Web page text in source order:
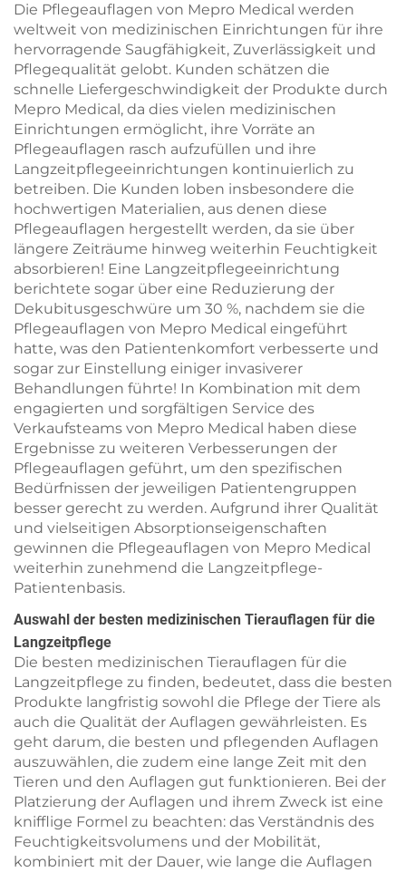
Die Pflegeauflagen von Mepro Medical werden
weltweit von medizinischen Einrichtungen für ihre
hervorragende Saugfähigkeit, Zuverlässigkeit und
Pflegequalität gelobt. Kunden schätzen die
schnelle Liefergeschwindigkeit der Produkte durch
Mepro Medical, da dies vielen medizinischen
Einrichtungen ermöglicht, ihre Vorräte an
Pflegeauflagen rasch aufzufüllen und ihre
Langzeitpflegeeinrichtungen kontinuierlich zu
betreiben. Die Kunden loben insbesondere die
hochwertigen Materialien, aus denen diese
Pflegeauflagen hergestellt werden, da sie über
längere Zeiträume hinweg weiterhin Feuchtigkeit
absorbieren! Eine Langzeitpflegeeinrichtung
berichtete sogar über eine Reduzierung der
Dekubitusgeschwüre um 30 %, nachdem sie die
Pflegeauflagen von Mepro Medical eingeführt
hatte, was den Patientenkomfort verbesserte und
sogar zur Einstellung einiger invasiverer
Behandlungen führte! In Kombination mit dem
engagierten und sorgfältigen Service des
Verkaufsteams von Mepro Medical haben diese
Ergebnisse zu weiteren Verbesserungen der
Pflegeauflagen geführt, um den spezifischen
Bedürfnissen der jeweiligen Patientengruppen
besser gerecht zu werden. Aufgrund ihrer Qualität
und vielseitigen Absorptionseigenschaften
gewinnen die Pflegeauflagen von Mepro Medical
weiterhin zunehmend die Langzeitpflege-
Patientenbasis.
Auswahl der besten medizinischen Tierauflagen für die
Langzeitpflege
Die besten medizinischen Tierauflagen für die
Langzeitpflege zu finden, bedeutet, dass die besten
Produkte langfristig sowohl die Pflege der Tiere als
auch die Qualität der Auflagen gewährleisten. Es
geht darum, die besten und pflegenden Auflagen
auszuwählen, die zudem eine lange Zeit mit den
Tieren und den Auflagen gut funktionieren. Bei der
Platzierung der Auflagen und ihrem Zweck ist eine
knifflige Formel zu beachten: das Verständnis des
Feuchtigkeitsvolumens und der Mobilität,
kombiniert mit der Dauer, wie lange die Auflagen